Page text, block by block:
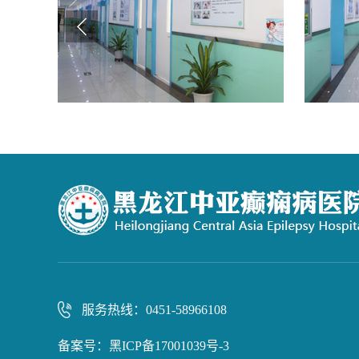
服务热线：0451-58966108
备案号： 黑ICP备17001039号-3